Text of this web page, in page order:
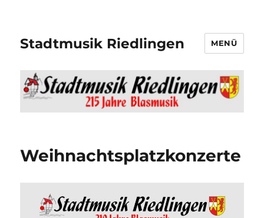
Stadtmusik Riedlingen MENÜ
Weihnachtsplatzkonzerte